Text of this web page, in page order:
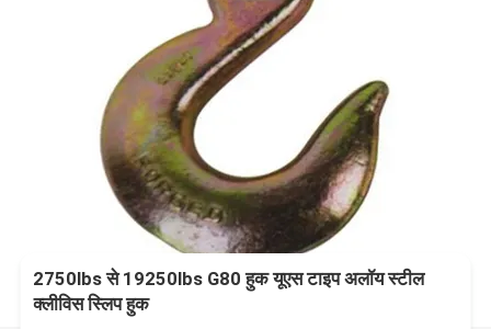
2750lbs से 19250lbs G80 हुक यूएस टाइप अलॉय स्टील
क्लीविस स्लिप हुक